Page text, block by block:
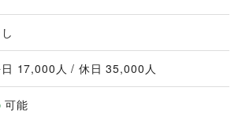
17,000 人 / 休日 35,000 人
可能